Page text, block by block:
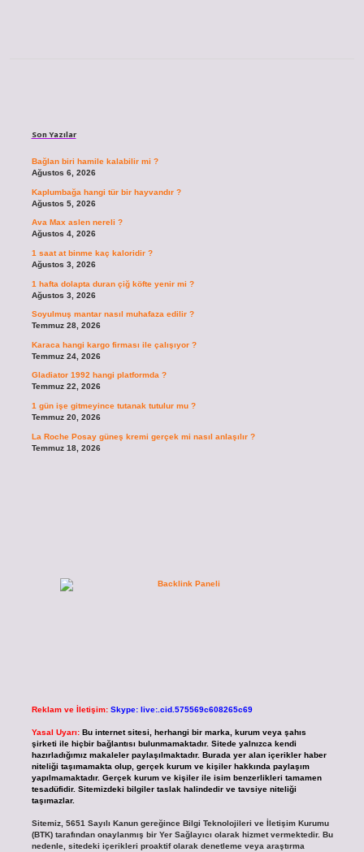
Son Yazılar
Bağlan biri hamile kalabilir mi ?
Ağustos 6, 2026
Kaplumbağa hangi tür bir hayvandır ?
Ağustos 5, 2026
Ava Max aslen nereli ?
Ağustos 4, 2026
1 saat at binme kaç kaloridir ?
Ağustos 3, 2026
1 hafta dolapta duran çiğ köfte yenir mi ?
Ağustos 3, 2026
Soyulmuş mantar nasıl muhafaza edilir ?
Temmuz 28, 2026
Karaca hangi kargo firması ile çalışıyor ?
Temmuz 24, 2026
Gladiator 1992 hangi platformda ?
Temmuz 22, 2026
1 gün işe gitmeyince tutanak tutulur mu ?
Temmuz 20, 2026
La Roche Posay güneş kremi gerçek mi nasıl anlaşılır ?
Temmuz 18, 2026
Reklam ve İletişim: Skype: live:.cid.575569c608265c69
Yasal Uyarı: Bu internet sitesi, herhangi bir marka, kurum veya şahıs
şirketi ile hiçbir bağlantısı bulunmamaktadır. Sitede yalnızca kendi
hazırladığımız makaleler paylaşılmaktadır. Burada yer alan içerikler haber
niteliği taşımamakta olup, gerçek kurum ve kişiler hakkında paylaşım
yapılmamaktadır. Gerçek kurum ve kişiler ile isim benzerlikleri tamamen
tesadüfidir. Sitemizdeki bilgiler taslak halindedir ve tavsiye niteliği
taşımazlar.
Sitemiz, 5651 Sayılı Kanun gereğince Bilgi Teknolojileri ve İletişim Kurumu
(BTK) tarafından onaylanmış bir Yer Sağlayıcı olarak hizmet vermektedir. Bu
nedenle, sitedeki içerikleri proaktif olarak denetleme veya araştırma